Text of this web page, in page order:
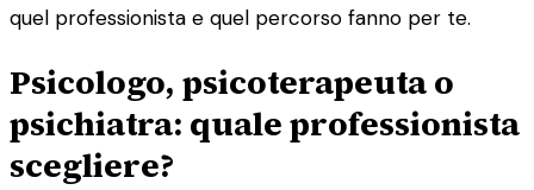
quel professionista e quel percorso fanno per te.
Psicologo, psicoterapeuta o
psichiatra: quale professionista
scegliere?